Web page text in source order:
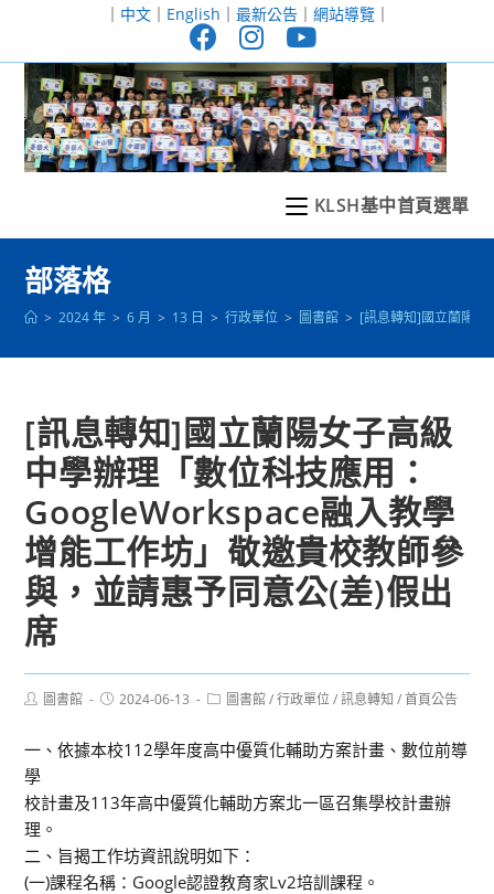
至
｜ 中文｜ English ｜ 最新公告｜ 網站導覽｜
KLSH基中首頁選單
部落格
> 2024 年 > 6 月 > 13 日 > 行政單位 > 圖書館 > [訊息轉知]國立蘭陽女
[訊息轉知]國立蘭陽女子高級
中學辦理「數位科技應用：
GoogleWorkspace融入教學
增能工作坊」敬邀貴校教師參
與，並請惠予同意公(差)假出
席
Post圖書館
Post2024-06-13
Post圖書館 / 行政單位 / 訊息轉知 / 首頁公告
一、依據本校112學年度高中優質化輔助方案計畫、數位前導
學
校計畫及113年高中優質化輔助方案北一區召集學校計畫辦
理。
二、旨揭工作坊資訊說明如下：
(一)課程名稱：Google認證教育家Lv2培訓課程。